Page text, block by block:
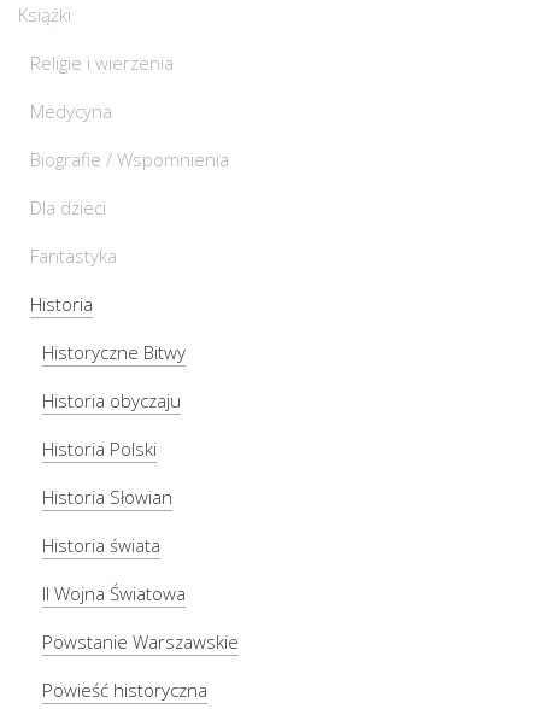
Książki
Religie i wierzenia
Medycyna
Biografie / Wspomnienia
Dla dzieci
Fantastyka
Historia
Historyczne Bitwy
Historia obyczaju
Historia Polski
Historia Słowian
Historia świata
II Wojna Światowa
Powstanie Warszawskie
Powieść historyczna